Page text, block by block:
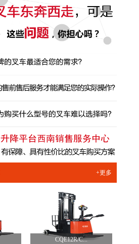
+更多
CQE12R/C...